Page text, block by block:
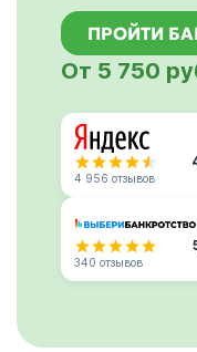
ПРОЙТИ
От 5 750
4 956 отзывов
340 отзывов